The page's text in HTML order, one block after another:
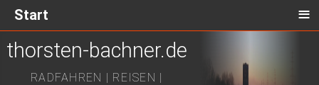
thorsten-bachner.de
RADFAHREN | REISEN |
Start ≡